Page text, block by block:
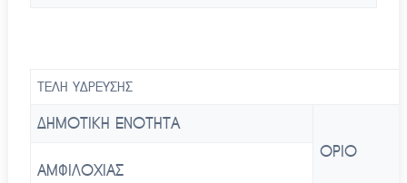
ΤΕΛΗ ΥΔΡΕΥΣΗΣ
ΔΗΜΟΤΙΚΗ ΕΝΟΤΗΤΑ
ΟΡΙΟ
ΑΜΦΙΛΟΧΙΑΣ